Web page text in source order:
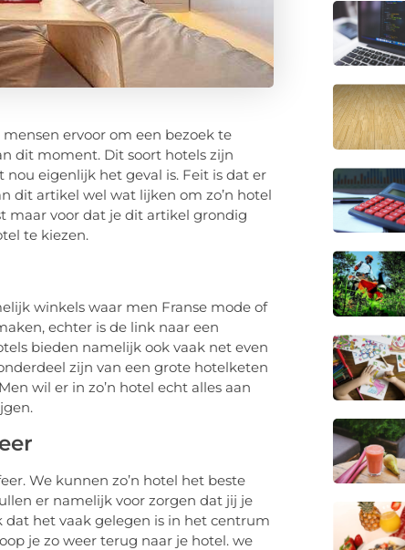
ervoor om een bezoek te
dit moment. Dit soort hotels zijn
eigenlijk het geval is. Feit is dat er
dit artikel wel wat lijken om zo’n hotel
maar voor dat je dit artikel grondig
te kiezen.
winkels waar men Franse mode of
echter is de link naar een
bieden namelijk ook vaak net even
zijn van een grote hotelketen
wil er in zo’n hotel echt alles aan
We kunnen zo’n hotel het beste
er namelijk voor zorgen dat jij je
het vaak gelegen is in het centrum
je zo weer terug naar je hotel. we